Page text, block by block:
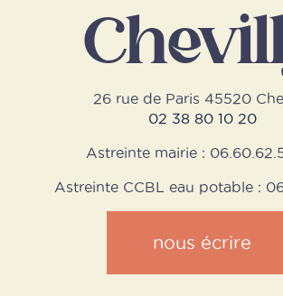
26 rue de Paris 45520
02 38 80 10 20
Astreinte mairie :
Astreinte CCBL eau potable :
nous écrire